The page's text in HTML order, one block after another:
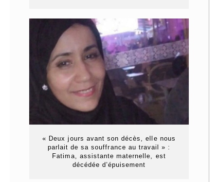
« Deux jours avant son décès, elle nous
parlait de sa souffrance au travail » :
Fatima, assistante maternelle, est
décédée d’épuisement